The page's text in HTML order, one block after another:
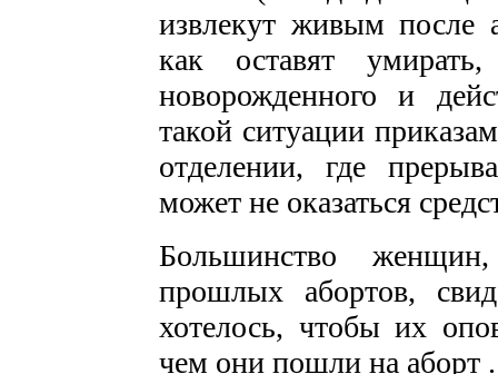
извлекут живым
как оставят
новорожденного и
такой ситуации
отделении, где
может не оказаться
Большинство
прошлых абортов,
хотелось, чтобы их
чем они пошли на аборт .